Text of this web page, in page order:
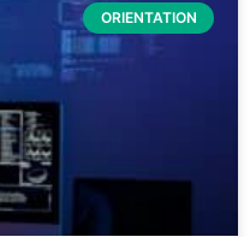
ORIENTATION